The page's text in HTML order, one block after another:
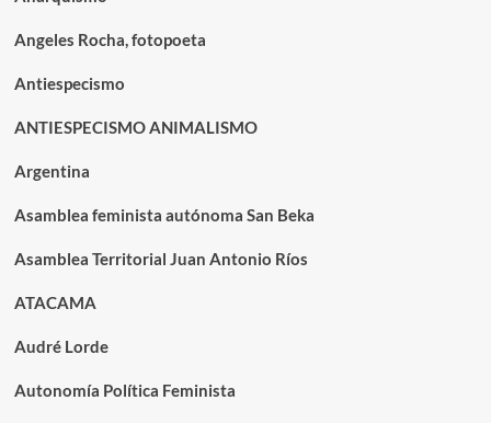
Angeles Rocha, fotopoeta
Antiespecismo
ANTIESPECISMO ANIMALISMO
Argentina
Asamblea feminista autónoma San Beka
Asamblea Territorial Juan Antonio Ríos
ATACAMA
Audré Lorde
Autonomía Política Feminista